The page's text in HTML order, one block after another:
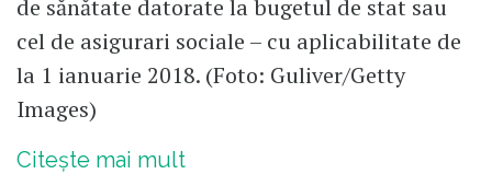
de sănătate datorate la bugetul de stat sau
cel de asigurari sociale – cu aplicabilitate de
la 1 ianuarie 2018. (Foto: Guliver/Getty
Images)
Citește mai mult